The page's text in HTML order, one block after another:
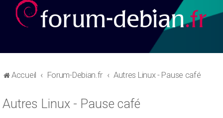
Accueil Forum-Debian.fr Autres Linux - Pause café
Autres Linux - Pause café